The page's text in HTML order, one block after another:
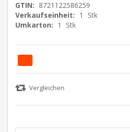
GTIN: 8721122586259
Verkaufseinheit: 1
Stk
Umkarton: 1 Stk